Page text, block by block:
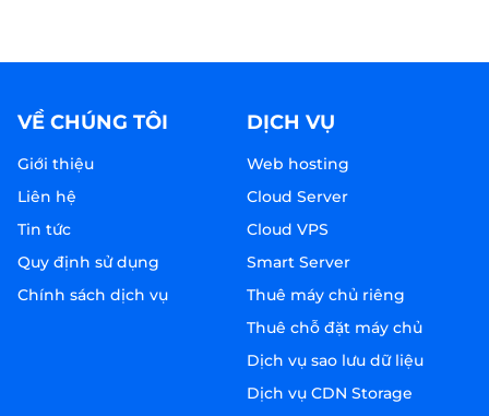
VỀ CHÚNG TÔI
Giới thiệu
Liên hệ
Tin tức
Quy định sử dụng
Chính sách dịch vụ
DỊCH VỤ
Web hosting
Cloud Server
Cloud VPS
Smart Server
Thuê máy chủ riêng
Thuê chỗ đặt máy chủ
Dịch vụ sao lưu dữ liệu
Dịch vụ CDN Storage